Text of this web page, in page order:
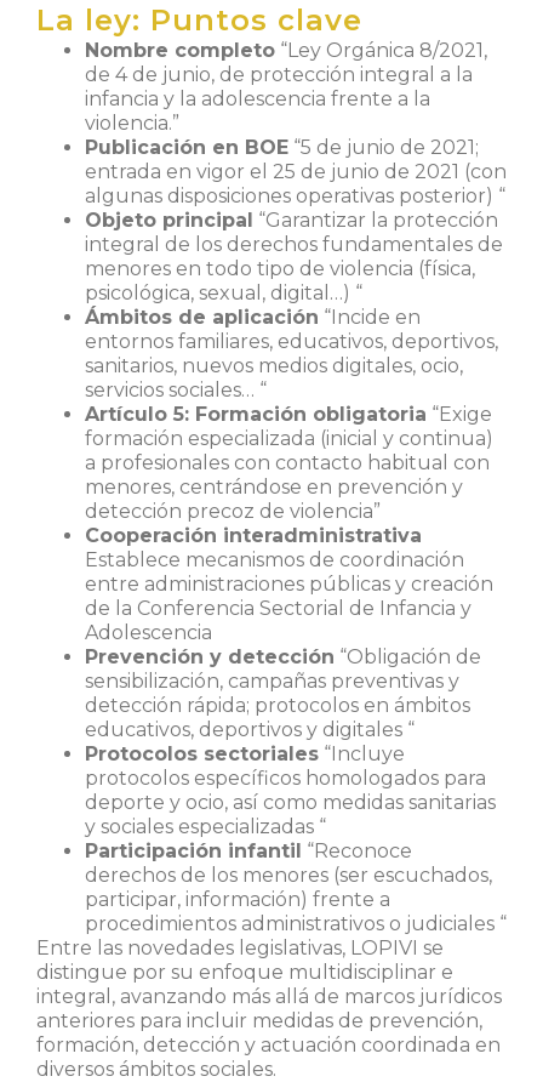
La ley: Puntos clave
Nombre completo “Ley Orgánica 8/2021,
de 4 de junio, de protección integral a la
infancia y la adolescencia frente a la
violencia.”
Publicación en BOE “5 de junio de 2021;
entrada en vigor el 25 de junio de 2021 (con
algunas disposiciones operativas posterior) “
Objeto principal “Garantizar la protección
integral de los derechos fundamentales de
menores en todo tipo de violencia (física,
psicológica, sexual, digital…) “
Ámbitos de aplicación “Incide en
entornos familiares, educativos, deportivos,
sanitarios, nuevos medios digitales, ocio,
servicios sociales… “
Artículo 5: Formación obligatoria “Exige
formación especializada (inicial y continua)
a profesionales con contacto habitual con
menores, centrándose en prevención y
detección precoz de violencia”
Cooperación interadministrativa
Establece mecanismos de coordinación
entre administraciones públicas y creación
de la Conferencia Sectorial de Infancia y
Adolescencia
Prevención y detección “Obligación de
sensibilización, campañas preventivas y
detección rápida; protocolos en ámbitos
educativos, deportivos y digitales “
Protocolos sectoriales “Incluye
protocolos específicos homologados para
deporte y ocio, así como medidas sanitarias
y sociales especializadas “
Participación infantil “Reconoce
derechos de los menores (ser escuchados,
participar, información) frente a
procedimientos administrativos o judiciales “
Entre las novedades legislativas, LOPIVI se
distingue por su enfoque multidisciplinar e
integral, avanzando más allá de marcos jurídicos
anteriores para incluir medidas de prevención,
formación, detección y actuación coordinada en
diversos ámbitos sociales.